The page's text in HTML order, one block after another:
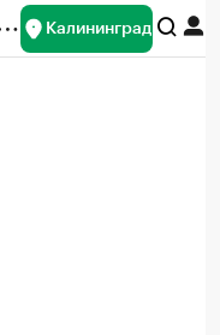
Калининград